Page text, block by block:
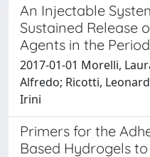
An Injectable
Sustained Release
Agents in the
2017-01-01 Morelli,
Alfredo; Ricotti,
Irini
Primers for the
Based Hydrogels